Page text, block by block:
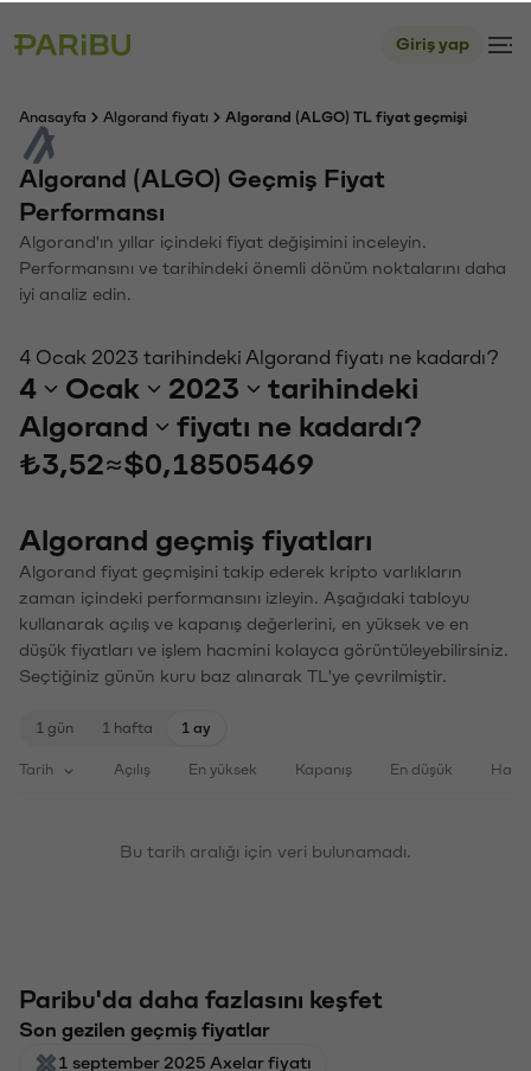
Giriş yap
Anasayfa Algorand fiyatı Algorand (ALGO) TL fiyat geçmişi
Algorand (ALGO) Geçmiş Fiyat
Performansı
Algorand'ın yıllar içindeki fiyat değişimini inceleyin.
Performansını ve tarihindeki önemli dönüm noktalarını daha
iyi analiz edin.
4 Ocak 2023 tarihindeki Algorand fiyatı ne kadardı?
4 Ocak 2023
tarihindeki
Algorand
fiyatı ne kadardı?
₺3,52≈$0,18505469
Algorand geçmiş fiyatları
Algorand fiyat geçmişini takip ederek kripto varlıkların
zaman içindeki performansını izleyin. Aşağıdaki tabloyu
kullanarak açılış ve kapanış değerlerini, en yüksek ve en
düşük fiyatları ve işlem hacmini kolayca görüntüleyebilirsiniz.
Seçtiğiniz günün kuru baz alınarak TL'ye çevrilmiştir.
1 gün 1 hafta 1 ay
Tarih Açılış En yüksek Kapanış En düşük
Bu tarih aralığı için veri bulunamadı.
Paribu'da daha fazlasını keşfet
Son gezilen geçmiş fiyatlar
1 september 2025 Axelar fiyatı